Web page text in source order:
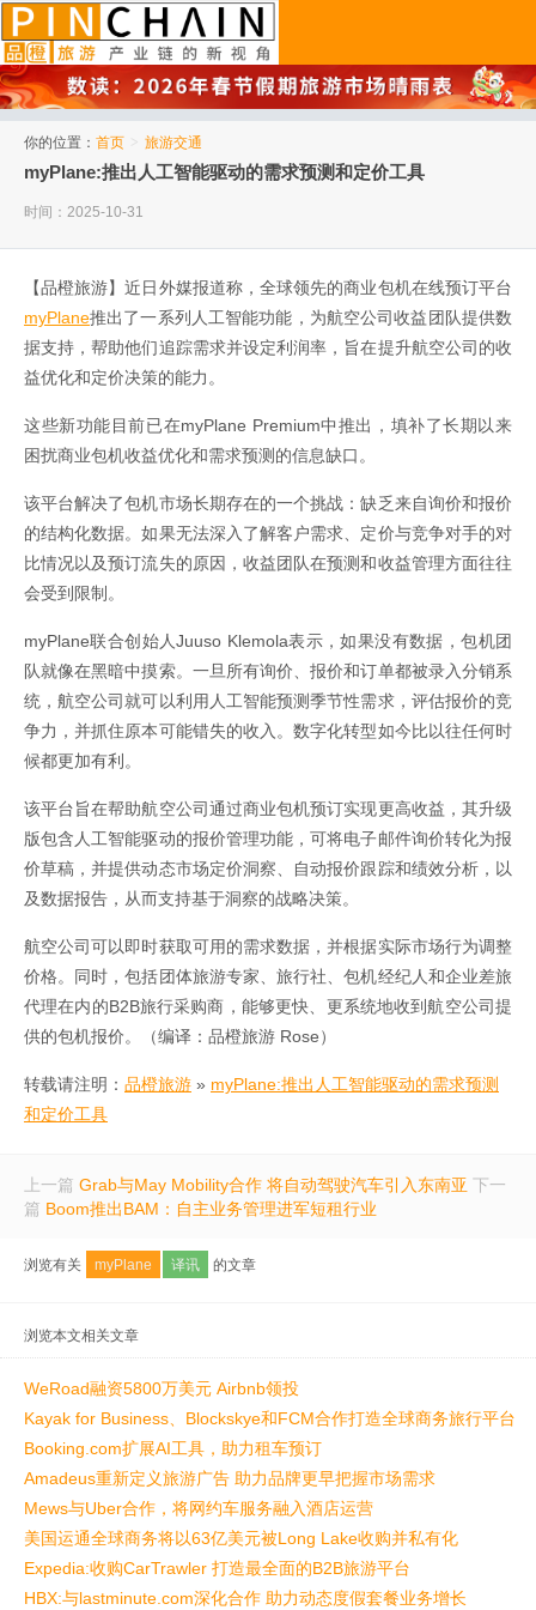
你的位置： 首页 > 旅游交通
myPlane:推出人工智能驱动的需求预测和定价工具
时间：2025-10-31
【品橙旅游】近日外媒报道称，全球领先的商业包机在线预订平台
myPlane推出了一系列人工智能功能，为航空公司收益团队提供数
据支持，帮助他们追踪需求并设定利润率，旨在提升航空公司的收
益优化和定价决策的能力。
这些新功能目前已在myPlane Premium中推出，填补了长期以来
困扰商业包机收益优化和需求预测的信息缺口。
该平台解决了包机市场长期存在的一个挑战：缺乏来自询价和报价
的结构化数据。如果无法深入了解客户需求、定价与竞争对手的对
比情况以及预订流失的原因，收益团队在预测和收益管理方面往往
会受到限制。
myPlane联合创始人Juuso Klemola表示，如果没有数据，包机团
队就像在黑暗中摸索。一旦所有询价、报价和订单都被录入分销系
统，航空公司就可以利用人工智能预测季节性需求，评估报价的竞
争力，并抓住原本可能错失的收入。数字化转型如今比以往任何时
候都更加有利。
该平台旨在帮助航空公司通过商业包机预订实现更高收益，其升级
版包含人工智能驱动的报价管理功能，可将电子邮件询价转化为报
价草稿，并提供动态市场定价洞察、自动报价跟踪和绩效分析，以
及数据报告，从而支持基于洞察的战略决策。
航空公司可以即时获取可用的需求数据，并根据实际市场行为调整
价格。同时，包括团体旅游专家、旅行社、包机经纪人和企业差旅
代理在内的B2B旅行采购商，能够更快、更系统地收到航空公司提
供的包机报价。（编译：品橙旅游 Rose）
转载请注明： 品橙旅游 » myPlane:推出人工智能驱动的需求预测
和定价工具
上一篇 Grab与May Mobility合作 将自动驾驶汽车引入东南亚 下一
篇 Boom推出BAM：自主业务管理进军短租行业
浏览有关 myPlane 译讯 的文章
浏览本文相关文章
WeRoad融资5800万美元 Airbnb领投
Kayak for Business、Blockskye和FCM合作打造全球商务旅行平台
Booking.com扩展AI工具，助力租车预订
Amadeus重新定义旅游广告 助力品牌更早把握市场需求
Mews与Uber合作，将网约车服务融入酒店运营
美国运通全球商务将以63亿美元被Long Lake收购并私有化
Expedia:收购CarTrawler 打造最全面的B2B旅游平台
HBX:与lastminute.com深化合作 助力动态度假套餐业务增长